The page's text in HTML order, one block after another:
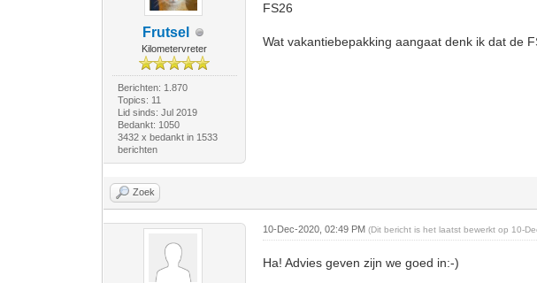
Frutsel
Kilometervreter
Berichten: 1.870
Topics: 11
Lid sinds: Jul 2019
Bedankt: 1050
3432 x bedankt in 1533
berichten
FS26
Wat vakantiebepakking aangaat denk ik dat de
Zoek
10-Dec-2020, 02:49 PM(Dit bericht is het laatst bewerkt op 10-
Ha! Advies geven zijn we goed in:-)